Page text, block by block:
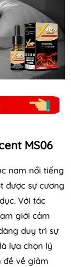
MS06
nam nổi tiếng
được sự cương
Với tác
giới cảm
duy trì sự
lựa chọn lý
đề về giảm